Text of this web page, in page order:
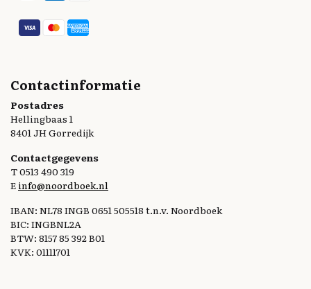
Contactinformatie
Postadres
Hellingbaas 1
8401 JH Gorredijk
Contactgegevens
T 0513 490 319
E info@noordboek.nl
IBAN: NL78 INGB 0651 505518 t.n.v. Noordboek
BIC: INGBNL2A
BTW: 8157 85 392 B01
KVK: 01111701